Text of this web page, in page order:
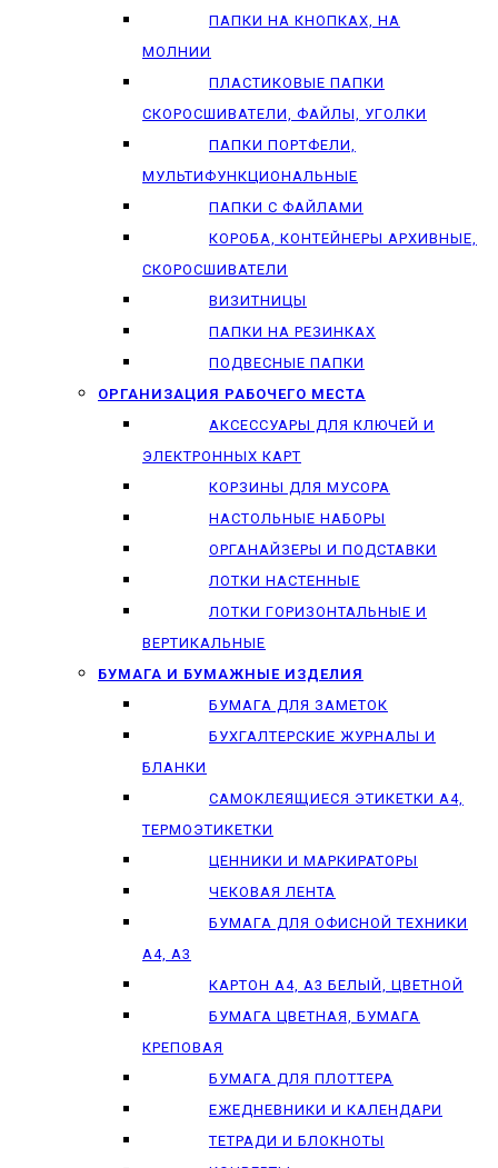
ПАПКИ НА КНОПКАХ, НА
МОЛНИИ
ПЛАСТИКОВЫЕ ПАПКИ
СКОРОСШИВАТЕЛИ, ФАЙЛЫ, УГОЛКИ
ПАПКИ ПОРТФЕЛИ,
МУЛЬТИФУНКЦИОНАЛЬНЫЕ
ПАПКИ С ФАЙЛАМИ
КОРОБА, КОНТЕЙНЕРЫ АРХИВНЫЕ,
СКОРОСШИВАТЕЛИ
ВИЗИТНИЦЫ
ПАПКИ НА РЕЗИНКАХ
ПОДВЕСНЫЕ ПАПКИ
ОРГАНИЗАЦИЯ РАБОЧЕГО МЕСТА
АКСЕССУАРЫ ДЛЯ КЛЮЧЕЙ И
ЭЛЕКТРОННЫХ КАРТ
КОРЗИНЫ ДЛЯ МУСОРА
НАСТОЛЬНЫЕ НАБОРЫ
ОРГАНАЙЗЕРЫ И ПОДСТАВКИ
ЛОТКИ НАСТЕННЫЕ
ЛОТКИ ГОРИЗОНТАЛЬНЫЕ И
ВЕРТИКАЛЬНЫЕ
БУМАГА И БУМАЖНЫЕ ИЗДЕЛИЯ
БУМАГА ДЛЯ ЗАМЕТОК
БУХГАЛТЕРСКИЕ ЖУРНАЛЫ И
БЛАНКИ
САМОКЛЕЯЩИЕСЯ ЭТИКЕТКИ А4,
ТЕРМОЭТИКЕТКИ
ЦЕННИКИ И МАРКИРАТОРЫ
ЧЕКОВАЯ ЛЕНТА
БУМАГА ДЛЯ ОФИСНОЙ ТЕХНИКИ
А4, А3
КАРТОН А4, А3 БЕЛЫЙ, ЦВЕТНОЙ
БУМАГА ЦВЕТНАЯ, БУМАГА
КРЕПОВАЯ
БУМАГА ДЛЯ ПЛОТТЕРА
ЕЖЕДНЕВНИКИ И КАЛЕНДАРИ
ТЕТРАДИ И БЛОКНОТЫ